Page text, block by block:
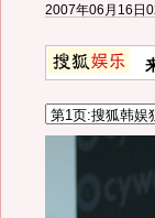
2007年06月16日